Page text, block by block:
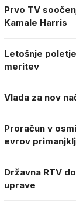
Prvo TV
Kamale Harris
Letošnje
meritev
Vlada za nov
Proračun v
evrov
Državna RTV
uprave